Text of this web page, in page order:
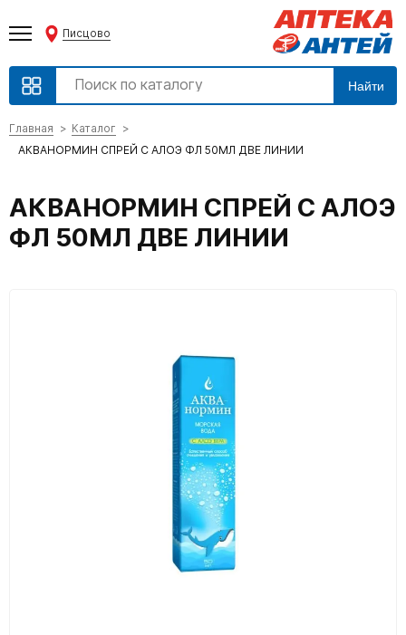
Писцово
Найти
Главная
Каталог
АКВАНОРМИН СПРЕЙ С АЛОЭ ФЛ 50МЛ ДВЕ ЛИНИИ
АКВАНОРМИН СПРЕЙ С АЛОЭ
ФЛ 50МЛ ДВЕ ЛИНИИ